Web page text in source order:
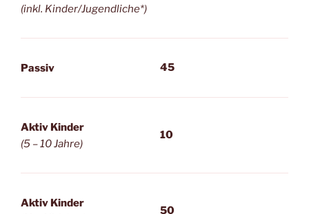
(inkl. Kinder/Jugendliche*)
Passiv 45
Aktiv Kinder
(5 – 10 Jahre)
10
Aktiv Kinder
50